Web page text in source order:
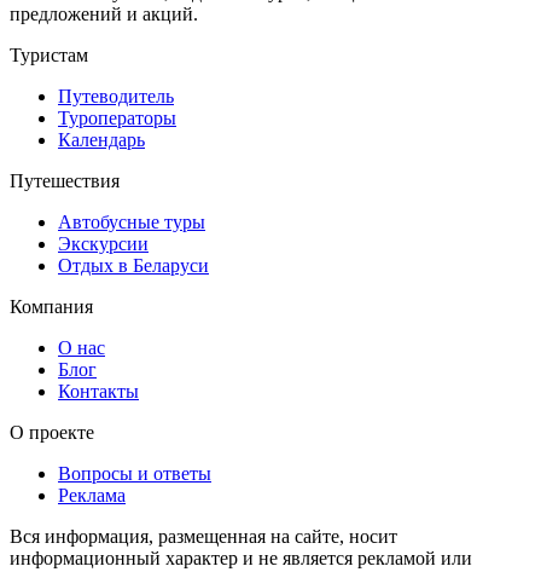
предложений и акций.
Туристам
Путеводитель
Туроператоры
Календарь
Путешествия
Автобусные туры
Экскурсии
Отдых в Беларуси
Компания
О нас
Блог
Контакты
О проекте
Вопросы и ответы
Реклама
Вся информация, размещенная на сайте, носит
информационный характер и не является рекламой или